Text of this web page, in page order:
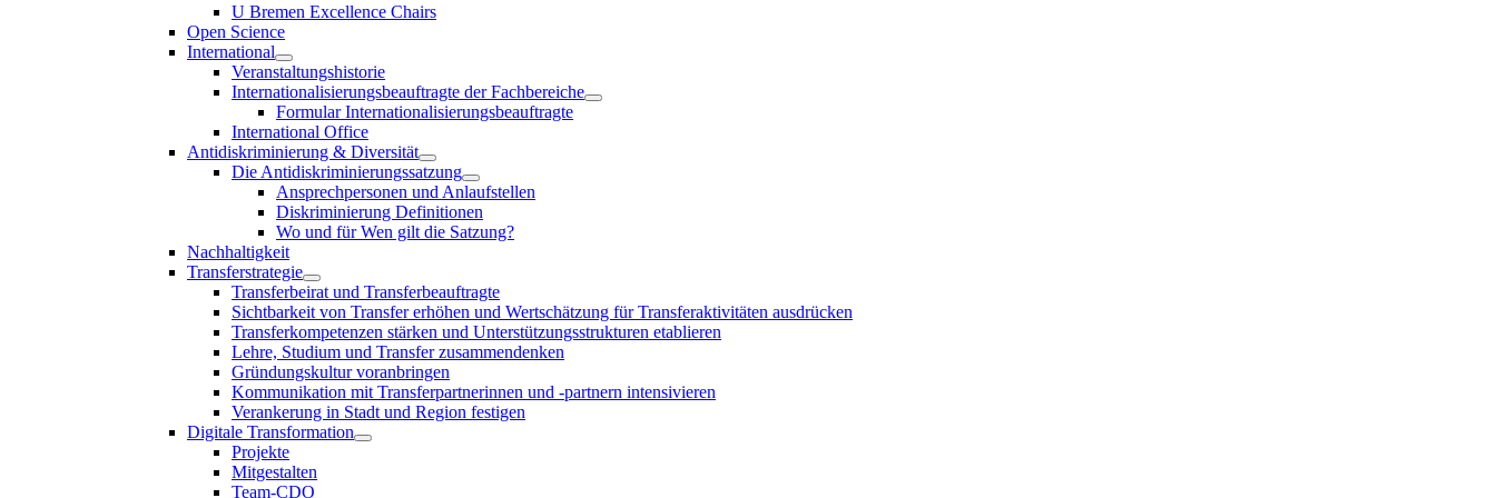
U Bremen Excellence Chairs
Open Science
International
Veranstaltungshistorie
Internationalisierungsbeauftragte der Fachbereiche
Formular Internationalisierungsbeauftragte
International Office
Antidiskriminierung & Diversität
Die Antidiskriminierungssatzung
Ansprechpersonen und Anlaufstellen
Diskriminierung Definitionen
Wo und für Wen gilt die Satzung?
Nachhaltigkeit
Transferstrategie
Transferbeirat und Transferbeauftragte
Sichtbarkeit von Transfer erhöhen und Wertschätzung für Transferaktivitäten ausdrücken
Transferkompetenzen stärken und Unterstützungsstrukturen etablieren
Lehre, Studium und Transfer zusammendenken
Gründungskultur voranbringen
Kommunikation mit Transferpartnerinnen und -partnern intensivieren
Verankerung in Stadt und Region festigen
Digitale Transformation
Projekte
Mitgestalten
Team-CDO